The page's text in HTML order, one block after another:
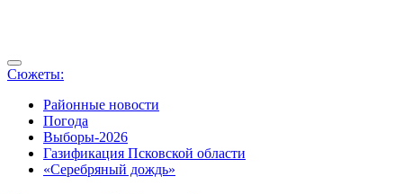
Сюжеты:
Районные новости
Погода
Выборы-2026
Газификация Псковской области
«Серебряный дождь»